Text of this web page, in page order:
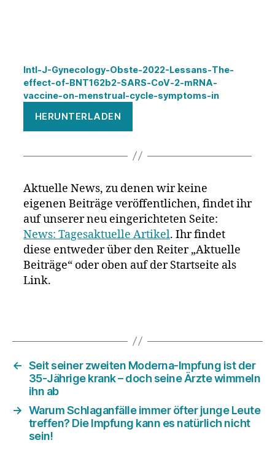
Intl-J-Gynecology-Obste-2022-Lessans-The-
effect-of-BNT162b2-SARS‐CoV‐2-mRNA-
vaccine-on-menstrual-cycle-symptoms-in
HERUNTERLADEN
Aktuelle News, zu denen wir keine
eigenen Beiträge veröffentlichen, findet ihr
auf unserer neu eingerichteten Seite:
News: Tagesaktuelle Artikel. Ihr findet
diese entweder über den Reiter „Aktuelle
Beiträge“ oder oben auf der Startseite als
Link.
← Seit seiner zweiten Moderna-Impfung ist der
35-Jährige krank – doch seine Ärzte wimmeln
ihn ab
→ Warum Schlaganfälle immer öfter junge Leute
treffen? Die Impfung kann es natürlich nicht
sein!